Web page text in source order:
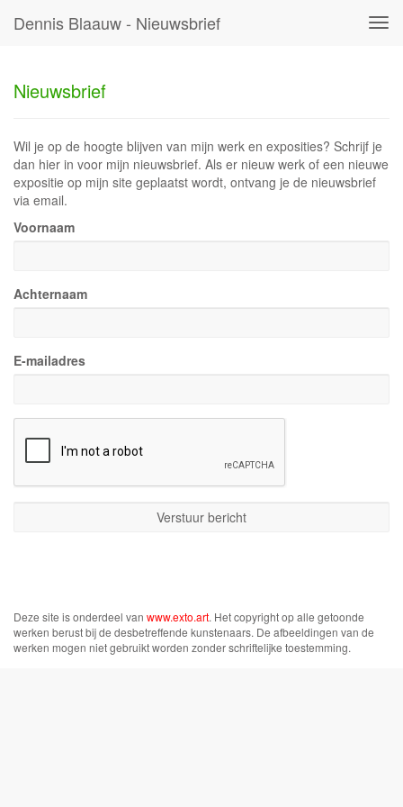
Dennis Blaauw - Nieuwsbrief
Nieuwsbrief
Wil je op de hoogte blijven van mijn werk en exposities? Schrijf je
dan hier in voor mijn nieuwsbrief. Als er nieuw werk of een nieuwe
expositie op mijn site geplaatst wordt, ontvang je de nieuwsbrief
via email.
Voornaam
Achternaam
E-mailadres
Deze site is onderdeel van www.exto.art. Het copyright op alle getoonde
werken berust bij de desbetreffende kunstenaars. De afbeeldingen van de
werken mogen niet gebruikt worden zonder schriftelijke toestemming.